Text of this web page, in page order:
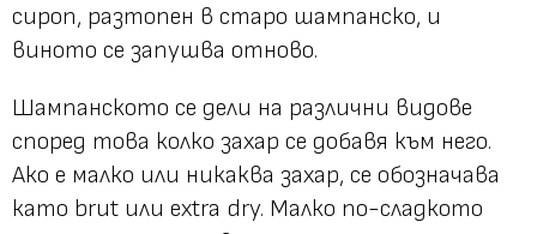
сироп, разтопен в старо шампанско, и
виното се запушва отново.
Шампанското се дели на различни видове
според това колко захар се добавя към него.
Ако е малко или никаква захар, се обозначава
като brut или extra dry. Малко по-сладкото